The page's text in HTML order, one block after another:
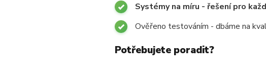
Systémy na míru - řešení pro
Ověřeno testováním - dbáme na
Potřebujete poradit?